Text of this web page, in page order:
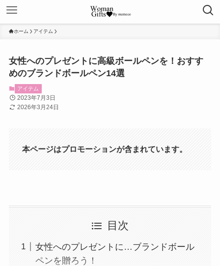
ホーム アイテム
女性へのプレゼントに高級ボールペンを！おすす
めのブランドボールペン14選
アイテム
2023年7月3日
2026年3月24日
本ページはプロモーションが含まれています。
目次
女性へのプレゼントに…ブランドボール
ペンを贈ろう！